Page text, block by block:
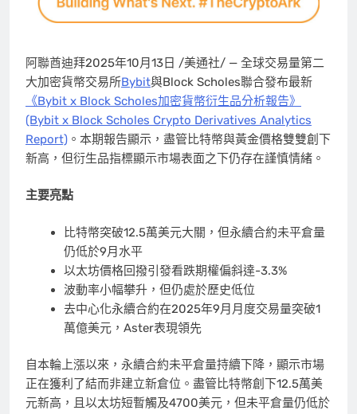
阿聯酋迪拜2025年10月13日 /美通社/ — 全球交易量第二
大加密貨幣交易所Bybit與Block Scholes聯合發布最新
《Bybit x Block Scholes加密貨幣衍生品分析報告》
(Bybit x Block Scholes Crypto Derivatives Analytics
Report) 。本期報告顯示，盡管比特幣與黃金價格雙雙創下
新高，但衍生品指標顯示市場表面之下仍存在謹慎情緒。
主要亮點
比特幣突破12.5萬美元大關，但永續合約未平倉量
仍低於9月水平
以太坊價格回撥引發看跌期權偏斜達-3.3%
波動率小幅攀升，但仍處於歷史低位
去中心化永續合約在2025年9月月度交易量突破1
萬億美元，Aster表現領先
自本輪上漲以來，永續合約未平倉量持續下降，顯示市場
正在獲利了結而非建立新倉位。盡管比特幣創下12.5萬美
元新高，且以太坊短暫觸及4700美元，但未平倉量仍低於